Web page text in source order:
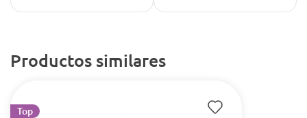
Productos similares
Top